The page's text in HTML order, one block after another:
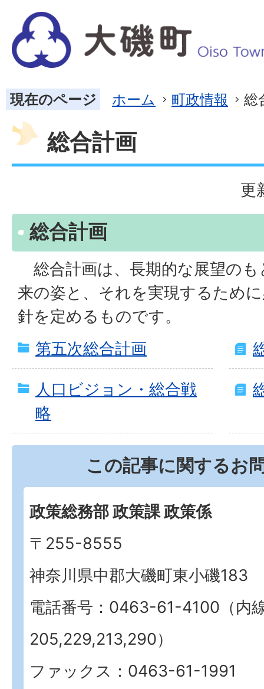
現在のページ ホーム 町政情報 総
総合計画
更
総合計画
総合計画は、長期的な展望の
来の姿と、それを実現するため
針を定めるものです。
第五次総合計画
人口ビジョン・総合戦
略
この記事に関するお
政策総務部 政策課 政策係
〒255-8555
神奈川県中郡大磯町東小磯183
電話番号：0463-61-4100（内
205,229,213,290）
ファックス：0463-61-1991